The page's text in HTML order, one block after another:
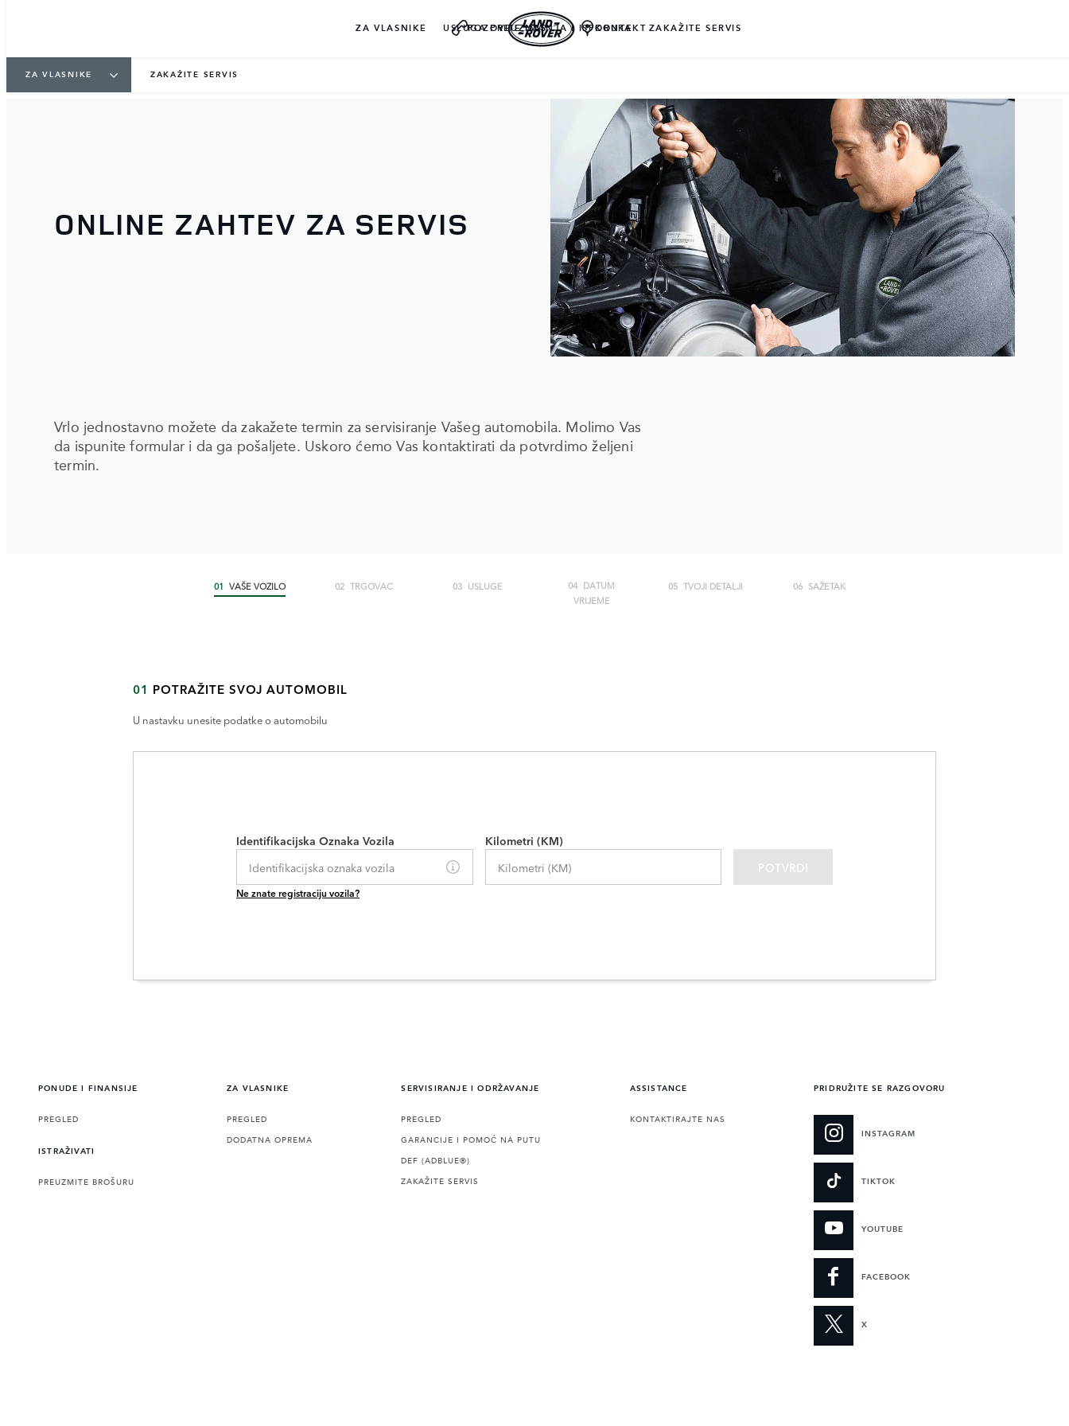
ZA VLASNIKE USLUGA PREUZIMANJA I ISPORUKE ZAKAŽITE SERVIS
POZOVITE NAS KONTAKT
ZA VLASNIKE ZAKAŽITE SERVIS
ONLINE ZAHTEV ZA SERVIS
Vrlo jednostavno možete da zakažete termin za servisiranje Vašeg automobila. Molimo Vas
da ispunite formular i da ga pošaljete. Uskoro ćemo Vas kontaktirati da potvrdimo željeni
termin.
PONUDE I FINANSIJE
PREGLED
ISTRAŽIVATI
PREUZMITE BROŠURU
ZA VLASNIKE
PREGLED
DODATNA OPREMA
SERVISIRANJE I ODRŽAVANJE
PREGLED
GARANCIJE I POMOĆ NA PUTU
DEF (ADBLUE®)
ZAKAŽITE SERVIS
ASSISTANCE
KONTAKTIRAJTE NAS
PRIDRUŽITE SE RAZGOVORU
INSTAGRAM
TIKTOK
YOUTUBE
FACEBOOK
X